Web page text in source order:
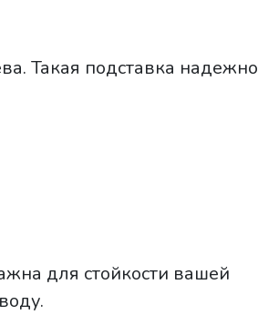
Такая подставка надежно
для стойкости вашей